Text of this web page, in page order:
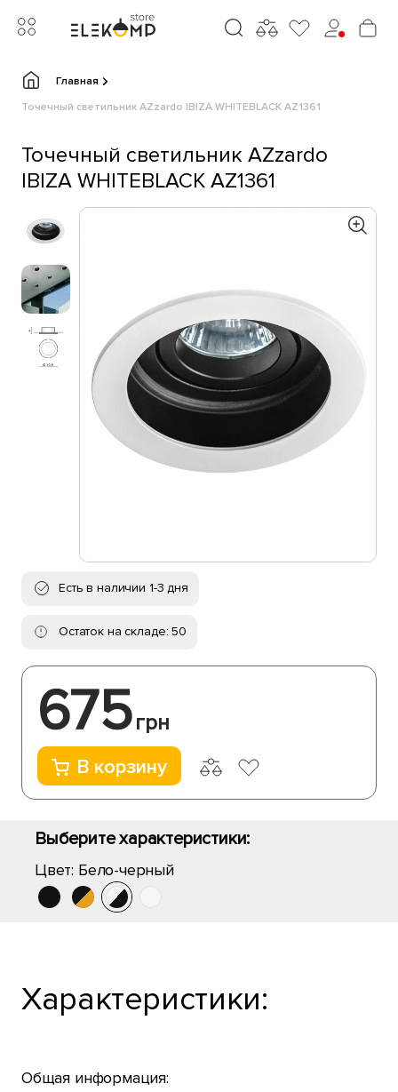
Главная
Точечный светильник AZzardo IBIZA WHITEBLACK AZ1361
Точечный светильник AZzardo
IBIZA WHITEBLACK AZ1361
Есть в наличии 1-3 дня
Остаток на складе: 50
675 грн
В корзину
Выберите характеристики:
Цвет: Бело-черный
Характеристики:
Общая информация: